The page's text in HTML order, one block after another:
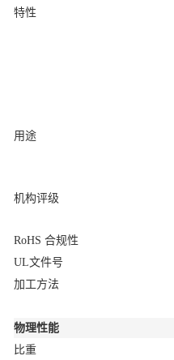
特性
用途
机构评级
RoHS 合规性
UL文件号
加工方法
物理性能
比重